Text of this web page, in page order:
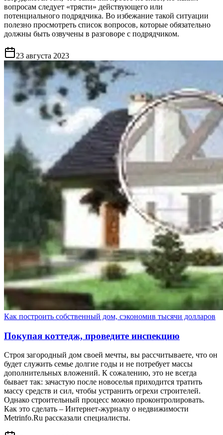
вопросам следует «трясти» действующего или
потенциального подрядчика. Во избежание такой ситуации
полезно просмотреть список вопросов, которые обязательно
должны быть озвучены в разговоре с подрядчиком.
23 августа 2023
Как построить собственный дом, сэкономив тысячи долларов
Покупая коттедж, проведите инспекцию
Строя загородный дом своей мечты, вы рассчитываете, что он
будет служить семье долгие годы и не потребует массы
дополнительных вложений. К сожалению, это не всегда
бывает так: зачастую после новоселья приходится тратить
массу средств и сил, чтобы устранить огрехи строителей.
Однако строительный процесс можно проконтролировать.
Как это сделать – Интернет-журналу о недвижимости
Metrinfo.Ru рассказали специалисты.